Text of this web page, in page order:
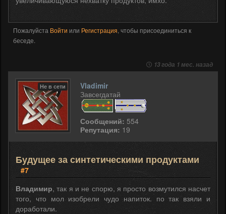
Пожалуйста Войти или Регистрация, чтобы присоединиться к
беседе.
13 года 1 мес. назад
Не в сети
Vladimir
Завсегдатай
Сообщений: 554
Репутация: 19
Будущее за синтетическими продуктами
#7
Владимир, так я и не спорю, я просто возмутился насчет
того, что мол изобрели чудо напиток. по так взяли и
доработали.